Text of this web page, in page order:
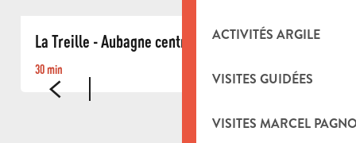
ACTIVITÉS ARGILE
VISITES GUIDÉES
VISITES MARCEL
La Treille - Aubagne centre
30 min